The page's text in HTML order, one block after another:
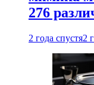
276
2 года спустя2